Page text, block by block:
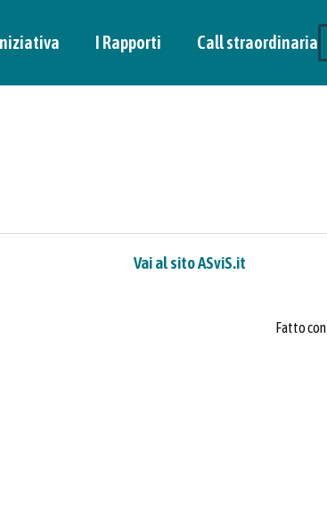
I Rapporti Call straordinaria
Vai al sito ASviS.it
Fatto con